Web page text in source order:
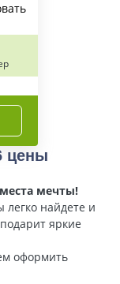
цены
мечты!
легко найдете и
яркие
оформить